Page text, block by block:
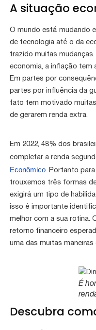
A situação
O mundo está mudando
de tecnologia até o da
trazido muitas
economia, a inflação tem
Em partes por
partes por influência da
fato tem motivado
de gerarem renda extra.
Em 2022, 48% dos
completar a renda
Econômico. Portanto
trouxemos três formas
exigirá um tipo de
isso é importante
melhor com a sua rotina.
retorno financeiro
uma das muitas
É
Descubra